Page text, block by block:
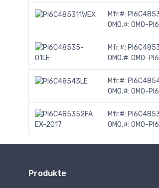
Mfr.#:
OMO.#: OMO-
Mfr.#:
OMO.#: OMO-
Mfr.#:
OMO.#: OMO-
Mfr.#:
OMO.#: OMO-
Produkte